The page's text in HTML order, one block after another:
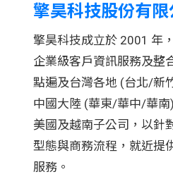
擎昊科技股份有限
擎昊科技成立於 2001 年
企業級客戶資訊服務及整
點遍及台灣各地 (台北/新
中國大陸 (華東/華中/華
美國及越南子公司，以針
型態與商務流程，就近提
服務。